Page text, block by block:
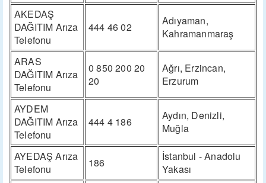
AKEDAŞ
DAĞITIM Arıza
Telefonu
444 46 02
Adıyaman,
Kahramanmaraş
ARAS
DAĞITIM Arıza
Telefonu
0 850 200 20
20
Ağrı, Erzincan,
Erzurum
AYDEM
DAĞITIM Arıza
Telefonu
444 4 186
Aydın, Denizli,
Muğla
AYEDAŞ Arıza
Telefonu
186
İstanbul - Anadolu
Yakası